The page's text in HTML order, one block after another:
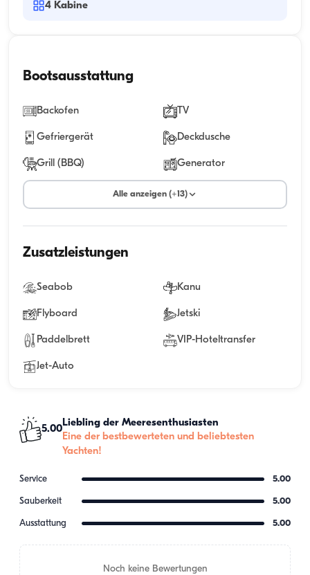
4 Kabine
Bootsausstattung
Backofen TV
Gefriergerät Deckdusche
Grill (BBQ) Generator
Alle anzeigen (+13)
Zusatzleistungen
Seabob Kanu
Flyboard Jetski
Paddelbrett VIP-Hoteltransfer
Jet-Auto
5.00
Liebling der Meeresenthusiasten
Eine der bestbewerteten und beliebtesten
Yachten!
Service 5.00
Sauberkeit 5.00
Ausstattung 5.00
Noch keine Bewertungen